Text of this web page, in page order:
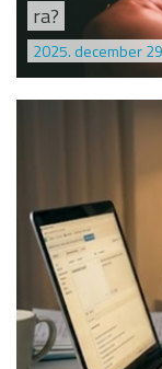
ra?
2025. december